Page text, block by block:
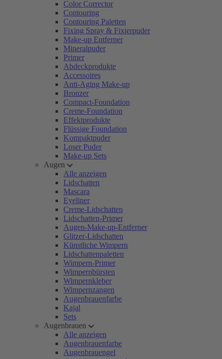
Color Corrector
Contouring
Contouring Paletten
Fixing Spray & Fixierpuder
Make-up Entferner
Mineralpuder
Primer
Abdeckprodukte
Accessoires
Anti-Aging Make-up
Bronzer
Compact-Foundation
Creme-Foundation
Effektprodukte
Flüssige Foundation
Kompaktpuder
Loser Puder
Make-up Sets
Augen
Alle anzeigen
Lidschatten
Mascara
Eyeliner
Creme-Lidschatten
Lidschatten-Primer
Augen-Make-up-Entferner
Glitzer-Lidschatten
Künstliche Wimpern
Lidschattenpaletten
Wimpern-Primer
Wimpernbürsten
Wimpernkleber
Wimpernzangen
Augenbrauenfarbe
Kajal
Sets
Augenbrauen
Alle anzeigen
Augenbrauenfarbe
Augenbrauengel